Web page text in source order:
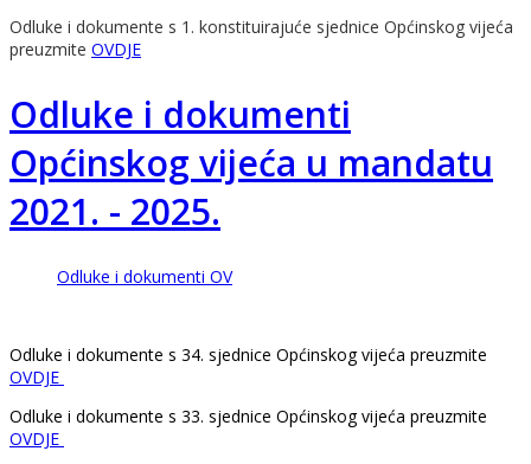
Odluke i dokumente s 1. konstituirajuće sjednice Općinskog vijeća
preuzmite OVDJE
Odluke i dokumenti
Općinskog vijeća u mandatu
2021. - 2025.
Odluke i dokumenti OV
Odluke i dokumente s 34. sjednice Općinskog vijeća preuzmite
OVDJE
Odluke i dokumente s 33. sjednice Općinskog vijeća preuzmite
OVDJE